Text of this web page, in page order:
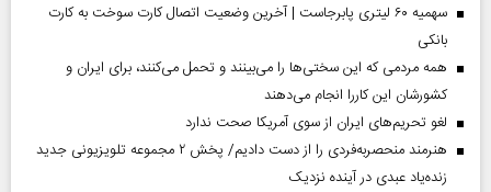
سهمیه ۶۰ لیتری پابرجاست | آخرین وضعیت اتصال کارت سوخت به کارت
بانکی
همه مردمی که این سختی‌ها را می‌بینند و تحمل می‌کنند، برای ایران و
کشورشان این کاررا انجام می‌دهند
لغو تحریم‌های ایران از سوی آمریکا صحت ندارد
هنرمند منحصر‌به‌فردی را از دست دادیم/ پخش ۲ مجموعه تلویزیونی جدید
زنده‌یاد عبدی در آینده نزدیک